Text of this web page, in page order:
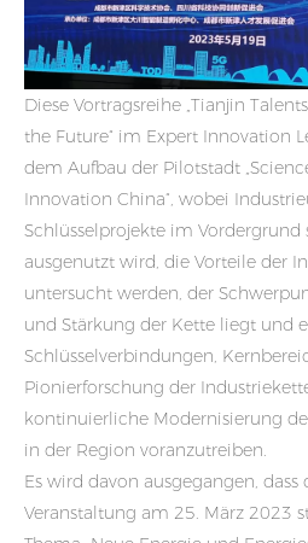
Diese Vortragsreihe „Tianjin
the Future“ im Expert Innovation
dem Aufbau der Pilotstadt
Innovation China“, wobei
Schlüsselprojekte im Vordergrund
ausgenutzt wird, die Vorteile der
untersucht werden, der
und Stärkung der Kette liegt und
Schlüsselverbindungen,
Pionierforschung der
kontinuierliche Modernisierung
in der Region voranzutreiben.
Es wird davon ausgegangen, dass
Veranstaltung am 25. März 2023